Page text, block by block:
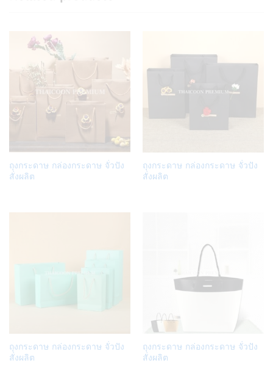
Add
ถุงกระดาษ กล่องกระดาษ จั่วปัง
สั่งผลิต
Add
ถุงกระดาษ กล่องกระดาษ จั่วปัง
สั่งผลิต
Add
ถุงกระดาษ กล่องกระดาษ จั่วปัง
สั่งผลิต
Add
ถุงกระดาษ กล่องกระดาษ จั่วปัง
สั่งผลิต